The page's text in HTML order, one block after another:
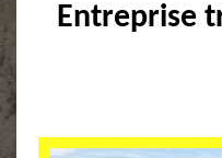
Entreprise